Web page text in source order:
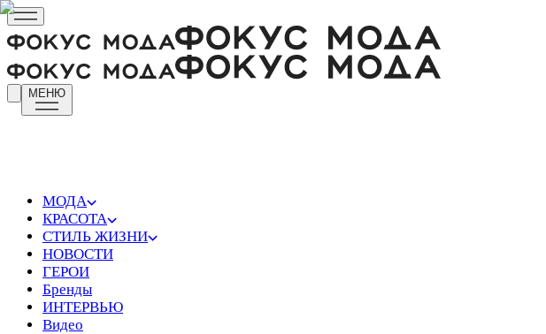
МЕНЮ
МОДА
КРАСОТА
СТИЛЬ ЖИЗНИ
НОВОСТИ
ГЕРОИ
Бренды
ИНТЕРВЬЮ
Видео